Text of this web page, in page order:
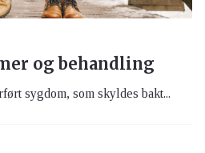
og behandling
sygdom, som skyldes bakt...